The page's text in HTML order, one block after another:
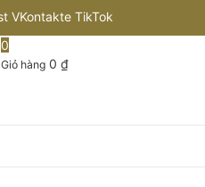
VKontakte TikTok
0
Giỏ hàng 0 ₫